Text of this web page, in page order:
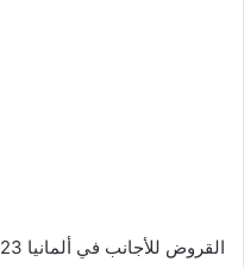
القروض للأجانب في ألمانيا 2023